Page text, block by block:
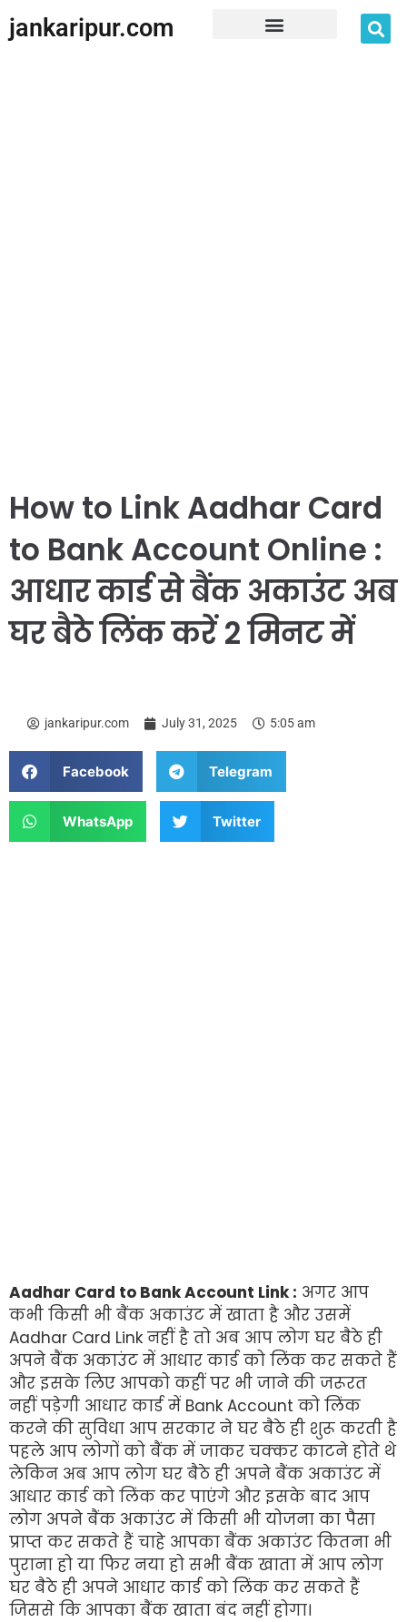
jankaripur.com
How to Link Aadhar Card
to Bank Account Online :
आधार कार्ड से बैंक अकाउंट अब
घर बैठे लिंक करें 2 मिनट में
jankaripur.com July 31, 2025 5:05 am
Facebook Telegram
WhatsApp Twitter
Aadhar Card to Bank Account Link : अगर आप
कभी किसी भी बैंक अकाउंट में खाता है और उसमें
Aadhar Card Link नहीं है तो अब आप लोग घर बैठे ही
अपने बैंक अकाउंट में आधार कार्ड को लिंक कर सकते हैं
और इसके लिए आपको कहीं पर भी जाने की जरूरत
नहीं पड़ेगी आधार कार्ड में Bank Account को लिंक
करने की सुविधा आप सरकार ने घर बैठे ही शुरू करती है
पहले आप लोगों को बैंक में जाकर चक्कर काटने होते थे
लेकिन अब आप लोग घर बैठे ही अपने बैंक अकाउंट में
आधार कार्ड को लिंक कर पाएंगे और इसके बाद आप
लोग अपने बैंक अकाउंट में किसी भी योजना का पैसा
प्राप्त कर सकते हैं चाहे आपका बैंक अकाउंट कितना भी
पुराना हो या फिर नया हो सभी बैंक खाता में आप लोग
घर बैठे ही अपने आधार कार्ड को लिंक कर सकते हैं
जिससे कि आपका बैंक खाता बंद नहीं होगा।